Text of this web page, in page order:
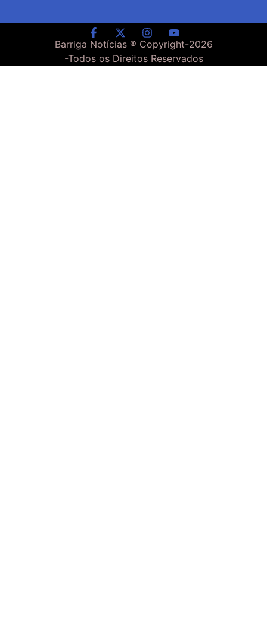
Barriga Notícias ® Copyright-2026
-Todos os Direitos Reservados